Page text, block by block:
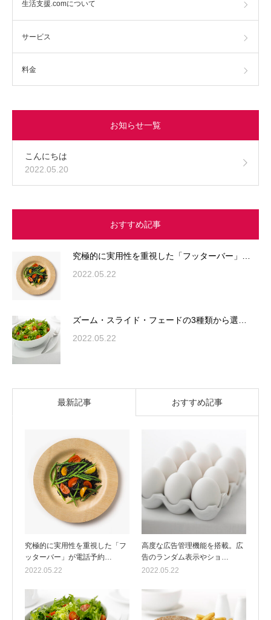
生活支援.comについて
サービス
料金
お知らせ一覧
こんにちは
2022.05.20
おすすめ記事
究極的に実用性を重視した「フッターバー」…
2022.05.22
ズーム・スライド・フェードの3種類から選…
2022.05.22
最新記事 おすすめ記事
究極的に実用性を重視した「フ
ッターバー」が電話予約…
2022.05.22
高度な広告管理機能を搭載。広
告のランダム表示やショ…
2022.05.22